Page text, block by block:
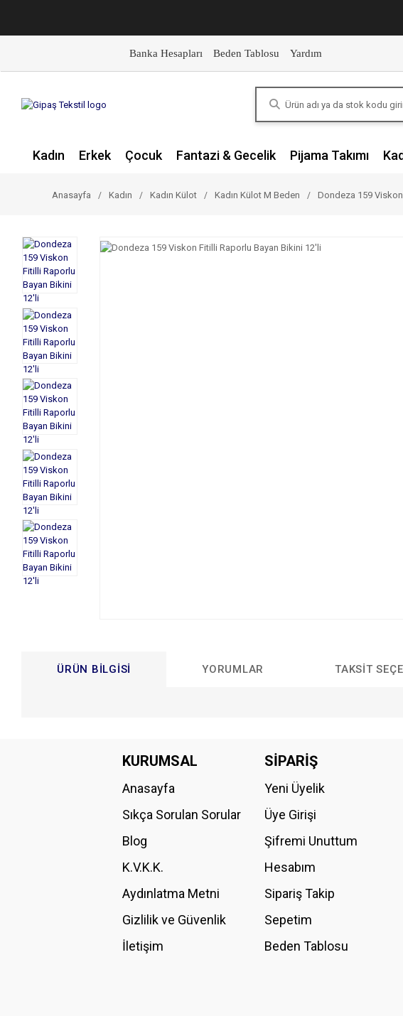
Banka Hesapları Beden Tablosu Yardım
Kadın Erkek Çocuk Fantazi & Gecelik Pijama Takımı
Anasayfa Kadın Kadın Külot Kadın Külot M Beden Dondeza 159
ÜRÜN BILGISI YORUMLAR TAKSIT
Ürün resmi kalitesiz, bozuk veya görüntülenemiyor.
Ürün fiyatı diğer sitelerden daha pahalı.
Bu ürüne benzer farklı alternatifler olmalı.
KURUMSAL
Anasayfa
Sıkça Sorulan Sorular
Blog
K.V.K.K.
Aydınlatma Metni
Gizlilik ve Güvenlik
İletişim
SİPARİŞ
Yeni Üyelik
Üye Girişi
Şifremi Unuttum
Hesabım
Sipariş Takip
Sepetim
Beden Tablosu